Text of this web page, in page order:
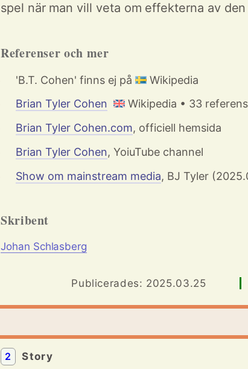
spel när man vill veta om effekterna av
Referenser och mer
'B.T. Cohen' finns ej på
Wikipedia
Brian Tyler Cohen
Wikipedia • 33
Brian Tyler Cohen.com, officiell hemsida
Brian Tyler Cohen, YoiuTube channel
Show om mainstream media, BJ Tyler
Skribent
Johan Schlasberg
Publicerades: 2025.03.25
2 Story